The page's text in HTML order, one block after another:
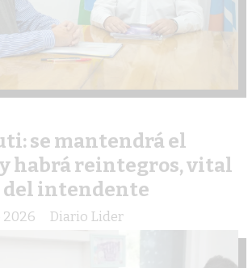
se mantendrá el
habrá reintegros, vital
del intendente
Diario Lider
2026